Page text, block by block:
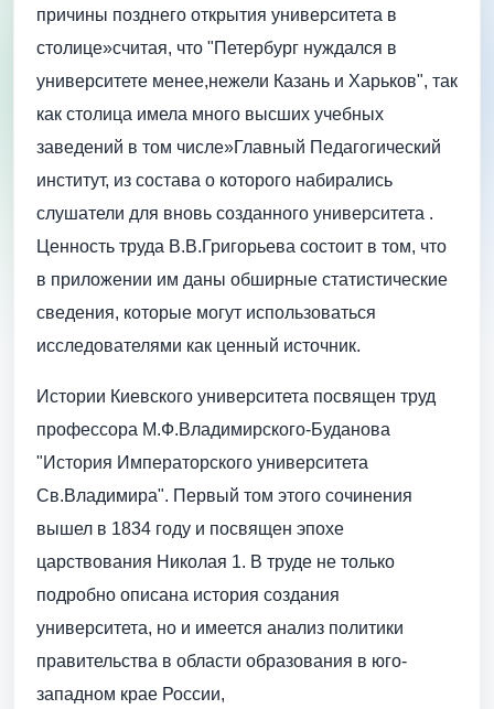
причины позднего открытия университета в
столице»считая, что "Петербург нуждался в
университете менее,нежели Казань и Харьков", так
как столица имела много высших учебных
заведений в том числе»Главный Педагогический
институт, из состава о которого набирались
слушатели для вновь созданного университета .
Ценность труда В.В.Григорьева состоит в том, что
в приложении им даны обширные статистические
сведения, которые могут использоваться
исследователями как ценный источник.
Истории Киевского университета посвящен труд
профессора М.Ф.Владимирского-Буданова
"История Императорского университета
Св.Владимира". Первый том этого сочинения
вышел в 1834 году и посвящен эпохе
царствования Николая 1. В труде не только
подробно описана история создания
университета, но и имеется анализ политики
правительства в области образования в юго-
западном крае России,